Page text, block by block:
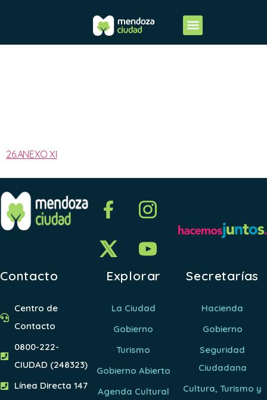
26.ANEXO XI
Contacto
Centro de
Contacto
0800-222-
CIUDAD (248323)
Línea Directa 147
Explorar
La Ciudad
Gobierno
Turismo
Gobierno Abierto
Agenda Cultural
Secretarías
Hacienda
Gobierno
Seguridad
Ciudadana
Cultura, Turismo y